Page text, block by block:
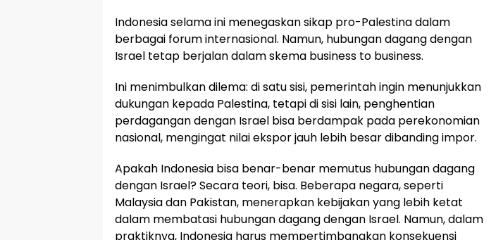
Indonesia selama ini menegaskan sikap pro-Palestina dalam
berbagai forum internasional. Namun, hubungan dagang dengan
Israel tetap berjalan dalam skema business to business.
Ini menimbulkan dilema: di satu sisi, pemerintah ingin menunjukkan
dukungan kepada Palestina, tetapi di sisi lain, penghentian
perdagangan dengan Israel bisa berdampak pada perekonomian
nasional, mengingat nilai ekspor jauh lebih besar dibanding impor.
Apakah Indonesia bisa benar-benar memutus hubungan dagang
dengan Israel? Secara teori, bisa. Beberapa negara, seperti
Malaysia dan Pakistan, menerapkan kebijakan yang lebih ketat
dalam membatasi hubungan dagang dengan Israel. Namun, dalam
praktiknya, Indonesia harus mempertimbangkan konsekuensi